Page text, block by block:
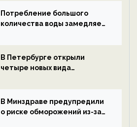
Потребление большого
количества воды замедляет
В Петербурге открыли
четыре новых вида
экологии на ECOportal
В Минздраве предупредили
о риске обморожений из-за